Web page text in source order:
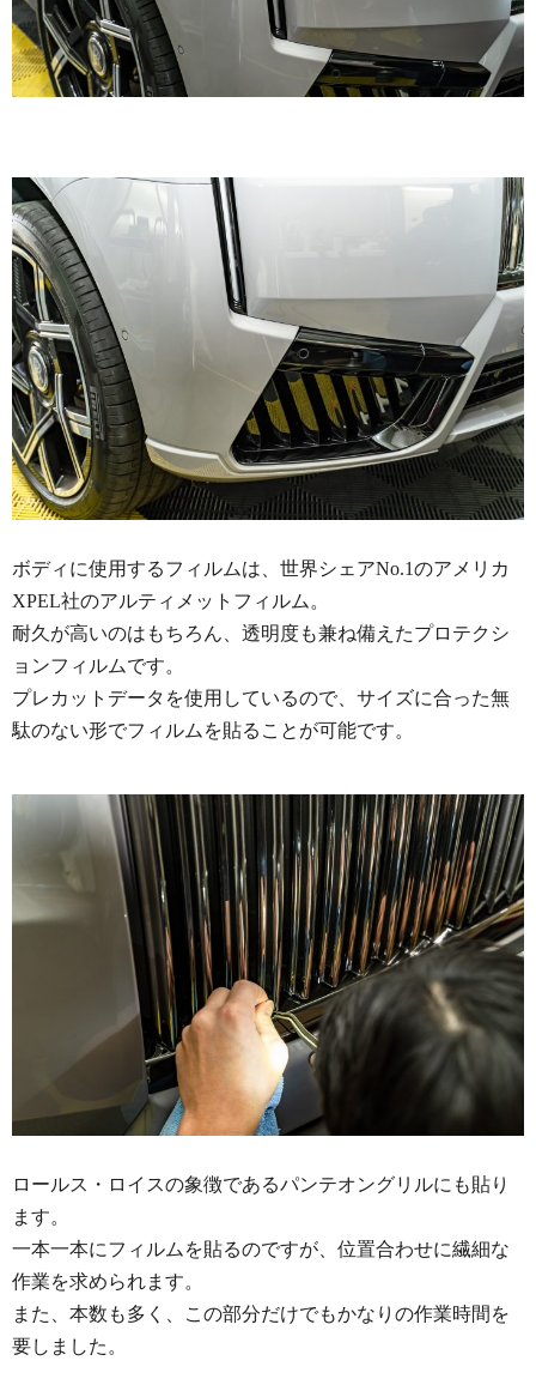
ボディに使用するフィルムは、世界シェアNo.1のアメリカ
XPEL社のアルティメットフィルム。
耐久が高いのはもちろん、透明度も兼ね備えたプロテクシ
ョンフィルムです。
プレカットデータを使用しているので、サイズに合った無
駄のない形でフィルムを貼ることが可能です。
ロールス・ロイスの象徴であるパンテオングリルにも貼り
ます。
一本一本にフィルムを貼るのですが、位置合わせに繊細な
作業を求められます。
また、本数も多く、この部分だけでもかなりの作業時間を
要しました。